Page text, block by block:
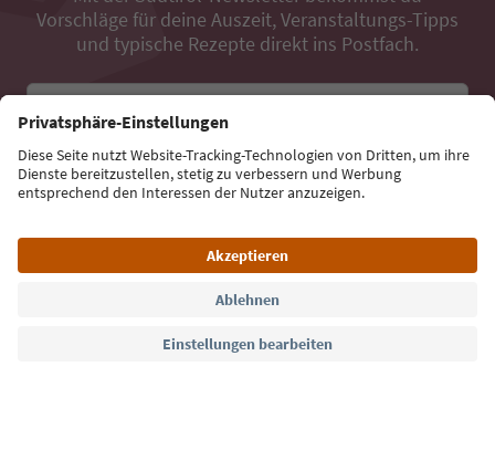
Vorschläge für deine Auszeit, Veranstaltungs-Tipps
und typische Rezepte direkt ins Postfach.
Jetzt anmelden